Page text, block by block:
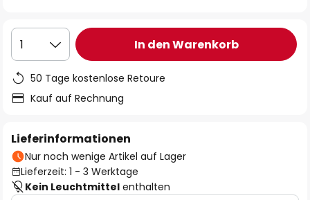
1 In den Warenkorb
50 Tage kostenlose Retoure
Kauf auf Rechnung
Lieferinformationen
Nur noch wenige Artikel auf Lager
Lieferzeit: 1 - 3 Werktage
Kein Leuchtmittel enthalten